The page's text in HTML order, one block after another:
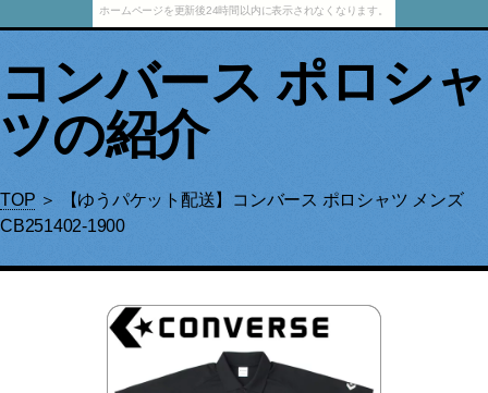
ホームページを更新後24時間以内に表示されなくなります。
コンバース ポロシャ
ツの紹介
TOP ＞ 【ゆうパケット配送】コンバース ポロシャツ メンズ
CB251402-1900